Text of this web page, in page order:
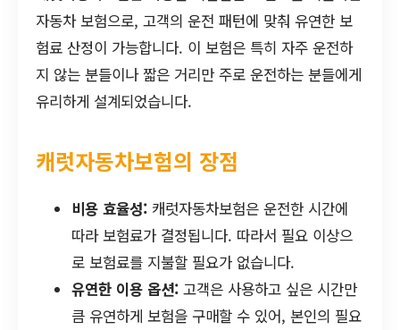
자동차 보험으로, 고객의 운전 패턴에 맞춰 유연한 보
험료 산정이 가능합니다. 이 보험은 특히 자주 운전하
지 않는 분들이나 짧은 거리만 주로 운전하는 분들에게
유리하게 설계되었습니다.
캐럿자동차보험의 장점
비용 효율성: 캐럿자동차보험은 운전한 시간에
따라 보험료가 결정됩니다. 따라서 필요 이상으
로 보험료를 지불할 필요가 없습니다.
유연한 이용 옵션: 고객은 사용하고 싶은 시간만
큼 유연하게 보험을 구매할 수 있어, 본인의 필요